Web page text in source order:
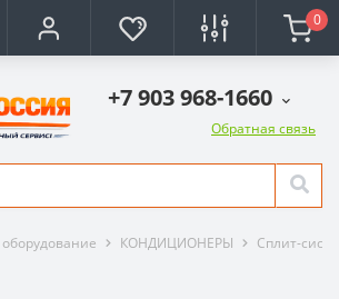
0
+7 903 968-1660
Обратная связь
КОНДИЦИОНЕРЫ Сплит-